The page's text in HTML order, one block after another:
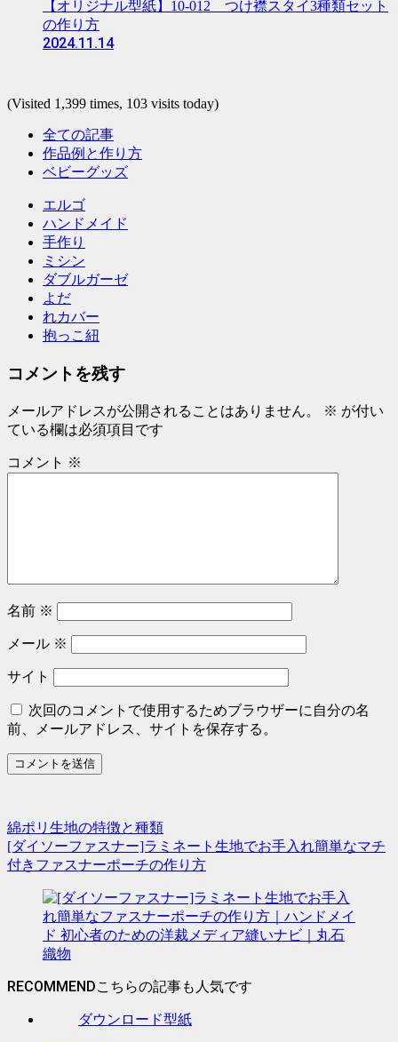
【オリジナル型紙】10-012 つけ襟スタイ3種類セット
の作り方
2024.11.14
(Visited 1,399 times, 103 visits today)
全ての記事
作品例と作り方
ベビーグッズ
エルゴ
ハンドメイド
手作り
ミシン
ダブルガーゼ
よだ
れカバー
抱っこ紐
コメントを残す
メールアドレスが公開されることはありません。 ※ が付い
ている欄は必須項目です
コメント ※
名前 ※
メール ※
サイト
次回のコメントで使用するためブラウザーに自分の名
前、メールアドレス、サイトを保存する。
綿ポリ生地の特徴と種類
[ダイソーファスナー]ラミネート生地でお手入れ簡単なマチ
付きファスナーポーチの作り方
RECOMMEND
ダウンロード型紙